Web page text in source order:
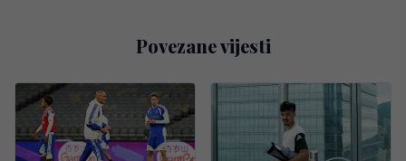
Povezane vijesti